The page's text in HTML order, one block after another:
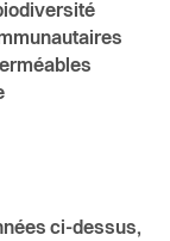
ci-dessus,